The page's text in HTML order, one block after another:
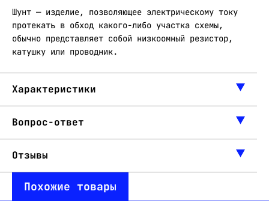
Шунт — изделие, позволяющее электрическому току
протекать в обход какого-либо участка схемы,
обычно представляет собой низкоомный резистор,
катушку или проводник.
Характеристики
Вопрос-ответ
Отзывы
Похожие товары